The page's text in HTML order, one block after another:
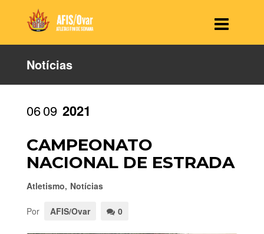
Notícias
0609 2021
CAMPEONATO
NACIONAL DE ESTRADA
Atletismo, Notícias
Por AFIS/Ovar 0